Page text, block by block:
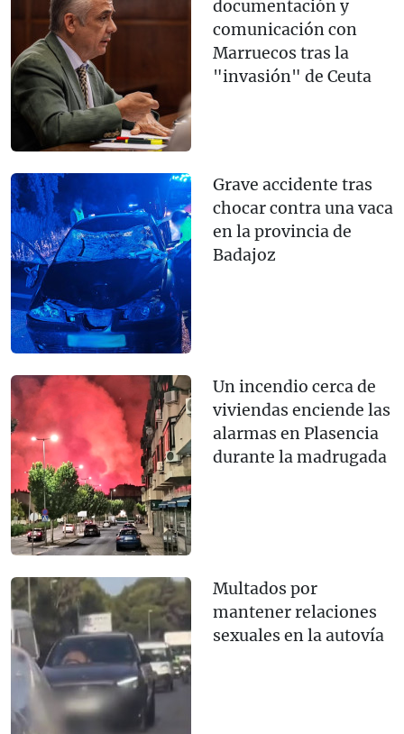
documentación y
comunicación con
Marruecos tras la
"invasión" de Ceuta
Grave accidente tras
chocar contra una vaca
en la provincia de
Badajoz
Un incendio cerca de
viviendas enciende las
alarmas en Plasencia
durante la madrugada
Multados por
mantener relaciones
sexuales en la autovía